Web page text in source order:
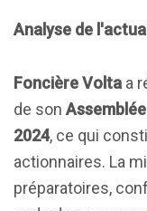
Analyse de
Foncière Volta a
de son
2024, ce qui
actionnaires. La
préparatoires,